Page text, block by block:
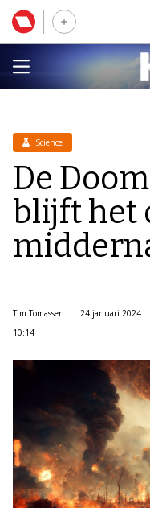
Science
De
blijft het
Tim Tomassen
24 januari 2024
10:14